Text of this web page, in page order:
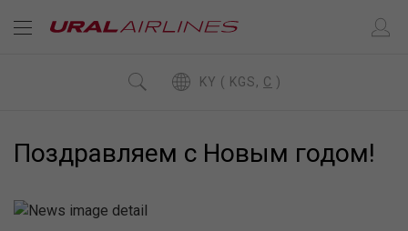
KY ( KGS, C )
Поздравляем с Новым годом!